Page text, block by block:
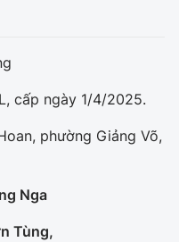
cấp ngày 1/4/2025.
phường Giảng Võ,
Nga
Tùng,